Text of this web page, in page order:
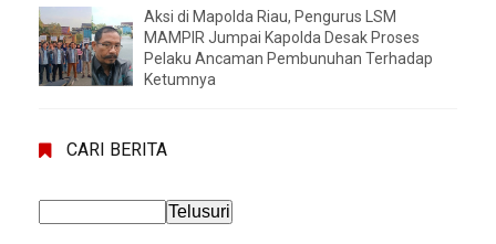
Aksi di Mapolda Riau, Pengurus LSM
MAMPIR Jumpai Kapolda Desak Proses
Pelaku Ancaman Pembunuhan Terhadap
Ketumnya
CARI BERITA